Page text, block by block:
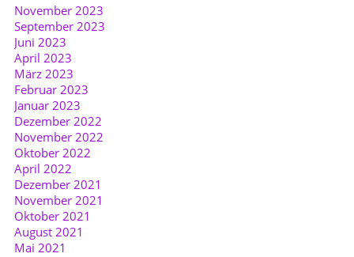
November 2023
September 2023
Juni 2023
April 2023
März 2023
Februar 2023
Januar 2023
Dezember 2022
November 2022
Oktober 2022
April 2022
Dezember 2021
November 2021
Oktober 2021
August 2021
Mai 2021